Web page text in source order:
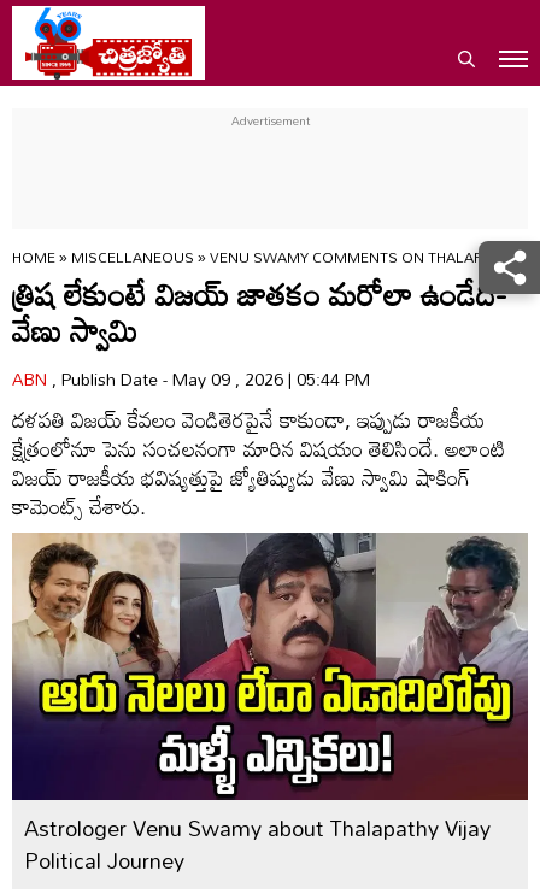
HOME»MISCELLANEOUS»VENU SWAMY COMMENTS ON THALAPATHY
త్రిష లేకుంటే విజయ్ జాతకం మరోలా ఉండేది-
వేణు స్వామి
ABN, Publish Date - May 09 , 2026 | 05:44 PM
దళపతి విజయ్ కేవలం వెండితెరపైనే కాకుండా, ఇప్పుడు రాజకీయ
క్షేత్రంలోనూ పెను సంచలనంగా మారిన విషయం తెలిసిందే. అలాంటి
విజయ్ రాజకీయ భవిష్యత్తుపై జ్యోతిష్యుడు వేణు స్వామి షాకింగ్
కామెంట్స్ చేశారు.
Astrologer Venu Swamy about Thalapathy Vijay
Political Journey